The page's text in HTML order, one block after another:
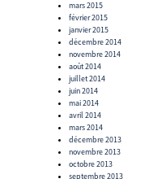
mars 2015
février 2015
janvier 2015
décembre 2014
novembre 2014
août 2014
juillet 2014
juin 2014
mai 2014
avril 2014
mars 2014
décembre 2013
novembre 2013
octobre 2013
septembre 2013